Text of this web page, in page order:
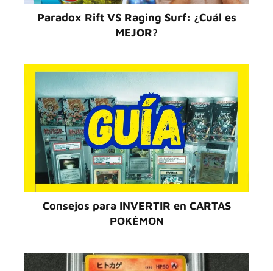
Paradox Rift VS Raging Surf: ¿Cuál es
MEJOR?
Consejos para INVERTIR en CARTAS
POKÉMON